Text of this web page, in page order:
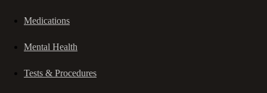
Medications
Mental Health
Tests & Procedures